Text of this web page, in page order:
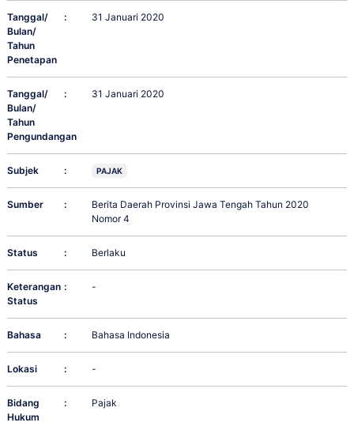
Tanggal/
Bulan/
Tahun
Penetapan
: 31 Januari 2020
Tanggal/
Bulan/
Tahun
Pengundangan
: 31 Januari 2020
Subjek : PAJAK
Sumber :
Berita Daerah Provinsi Jawa Tengah Tahun 2020
Nomor 4
Status : Berlaku
Keterangan
Status
: -
Bahasa : Bahasa Indonesia
Lokasi : -
Bidang
Hukum
: Pajak